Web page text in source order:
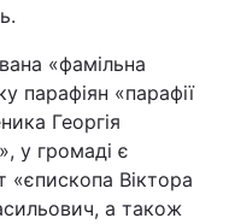
«фамільна
парафіян «парафії
Георгія
у громаді є
«єпископа Віктора
а також